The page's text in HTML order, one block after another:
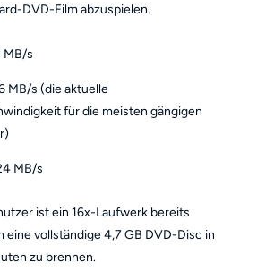
DVD-Film abzuspielen.
MB/s
MB/s (die aktuelle
für die meisten gängigen
MB/s
ist ein 16x-Laufwerk bereits
eine vollständige 4,7 GB DVD-Disc in
zu brennen.